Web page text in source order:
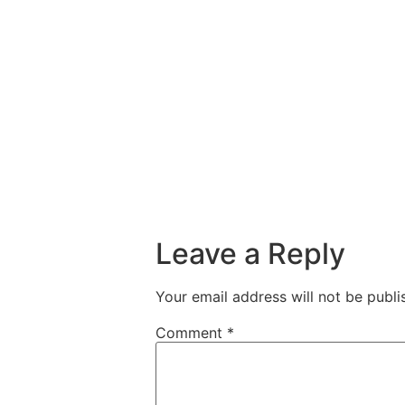
Leave a Reply
Your email address will not be
Comment *